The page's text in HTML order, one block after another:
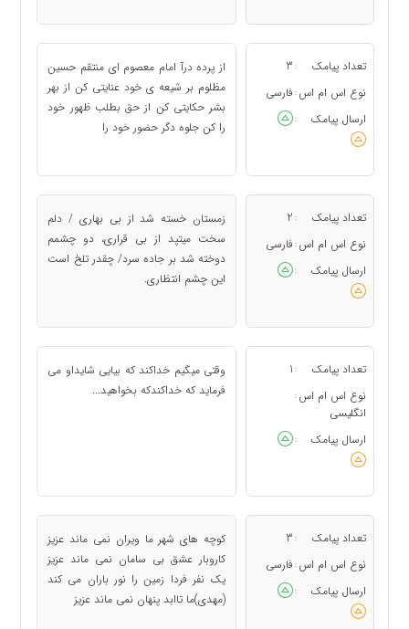
تعداد پیامک :
3
نوع اس ام اس : فارسی
ارسال پیامک
:
از پرده درآ امام معصوم ای منتقم حسین
مظلوم بر شیعه ی خود عنایتی کن از بهر
بشر حکایتی کن از حق بطلب ظهور خود
را کن جلوه دگر حضور خود را
تعداد پیامک :
2
نوع اس ام اس : فارسی
ارسال پیامک
:
زمستان خسته شد از بی بهاری / دلم
سخت میتپد از بی قراری، دو چشمم
دوخته شد بر جاده سرد/ چقدر تلخ است
این چشم انتظاری.
تعداد پیامک :
1
نوع اس ام اس :
انگلیسی
ارسال پیامک
:
وقتی میگیم خداکند که بیایی شایداو می
فرماید که خداکندکه بخواهید...
تعداد پیامک :
3
نوع اس ام اس : فارسی
ارسال پیامک
:
کوچه های شهر ما ویران نمی ماند عزیز
کاروبار عشق بی سامان نمی ماند عزیز
یک نفر فردا زمین را نور باران می کند
(مهدی)ما تاابد پنهان نمی ماند عزیز